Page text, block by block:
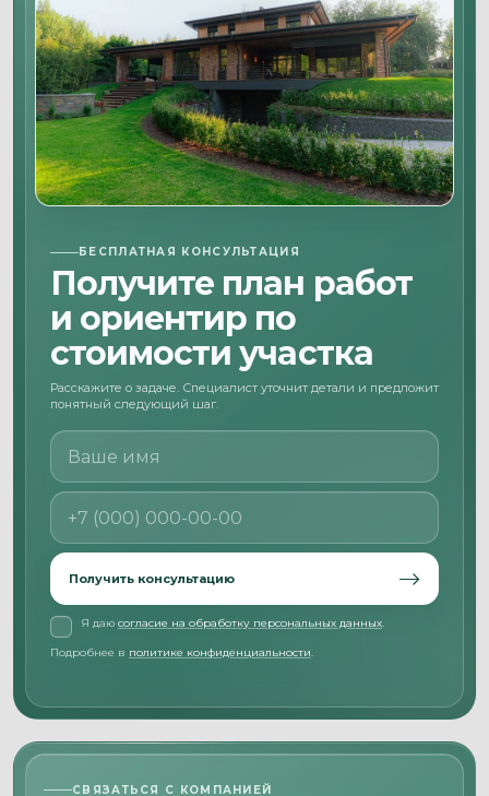
БЕСПЛАТНАЯ КОНСУЛЬТАЦИЯ
Получите план работ
и ориентир по
стоимости участка
Расскажите о задаче. Специалист уточнит детали и предложит
понятный следующий шаг.
Ваше имя
Номер телефона
Получить консультацию
Я даю согласие на обработку персональных данных.
Подробнее в политике конфиденциальности.
СВЯЗАТЬСЯ С КОМПАНИЕЙ